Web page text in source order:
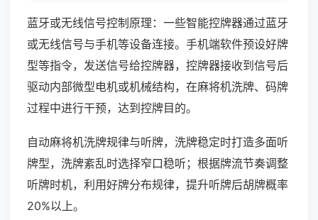
蓝牙或无线信号控制原理：一些智能控牌器通过蓝牙
或无线信号与手机等设备连接。手机端软件预设好牌
型等指令，发送信号给控牌器，控牌器接收到信号后
驱动内部微型电机或机械结构，在麻将机洗牌、码牌
过程中进行干预，达到控牌目的。
自动麻将机洗牌规律与听牌，洗牌稳定时打造多面听
牌型，洗牌紊乱时选择窄口稳听；根据牌流节奏调整
听牌时机，利用好牌分布规律，提升听牌后胡牌概率
20%以上。